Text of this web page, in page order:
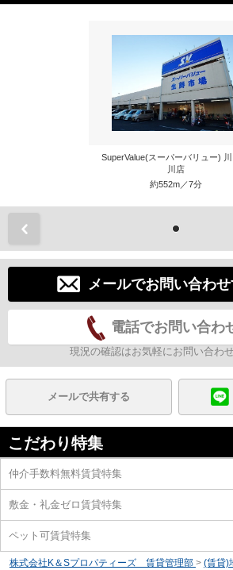
SuperValue(スーパーバリュー)
川店
約552m／7分
メールでお問い合わ
電話でお問い合わ
現況の確認はお気軽にお問い合わせ
メールで共有する
こだわり特集
仲介手数料無料賃貸特集
敷金・礼金ゼロ賃貸特集
ペット可賃貸特集
株式会社K＆Sプロパティーズ 賃貸管理部 > (賃貸)